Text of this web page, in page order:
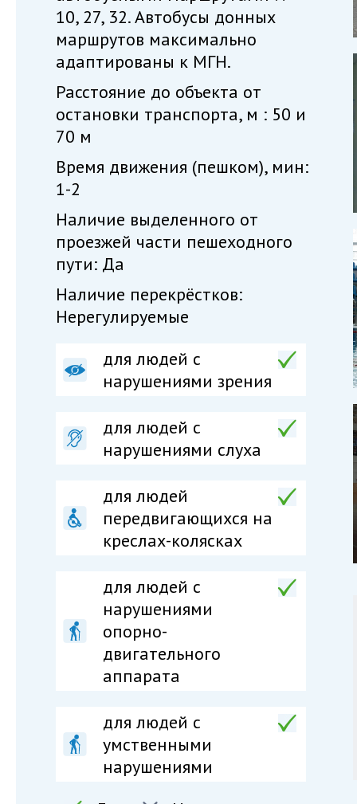
10, 27, 32. Автобусы донных
маршрутов максимально
адаптированы к МГН.
Расстояние до объекта от
остановки транспорта, м : 50 и
70 м
Время движения (пешком), мин:
1-2
Наличие выделенного от
проезжей части пешеходного
пути: Да
Наличие перекрёстков:
Нерегулируемые
для людей с
нарушениями зрения
для людей с
нарушениями слуха
для людей
передвигающихся на
креслах-колясках
для людей c
нарушениями
опорно-
двигательного
аппарата
для людей c
умственными
нарушениями